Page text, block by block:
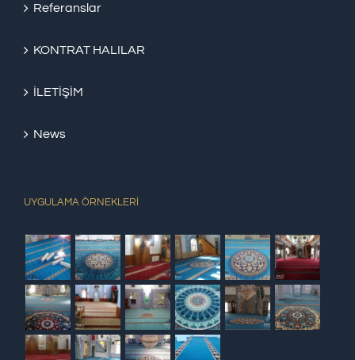
Referanslar
KONTRAT HALILAR
İLETİŞİM
News
UYGULAMA ÖRNEKLERİ